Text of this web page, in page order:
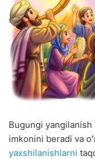
Bugungi
imkonini beradi va
yaxshilanishlarni